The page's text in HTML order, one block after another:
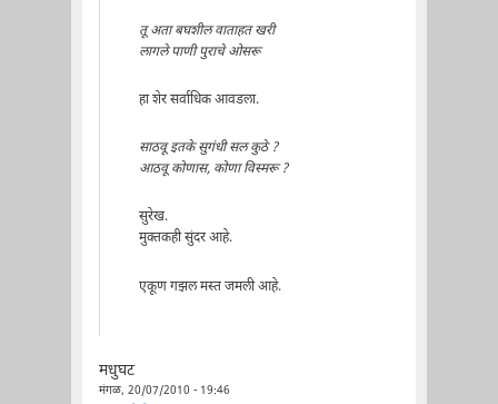
तू अता बघशील वाताहत खरी
लागले पाणी पुराचे ओसरू
हा शेर सर्वाधिक आवडला.
साठवू इतके सुगंधी सल कुठे ?
आठवू कोणास, कोणा विस्मरू ?
सुरेख.
मुक्तकही सुंदर आहे.
एकूण गझल मस्त जमली आहे.
मधुघट
मंगळ, 20/07/2010 - 19:46